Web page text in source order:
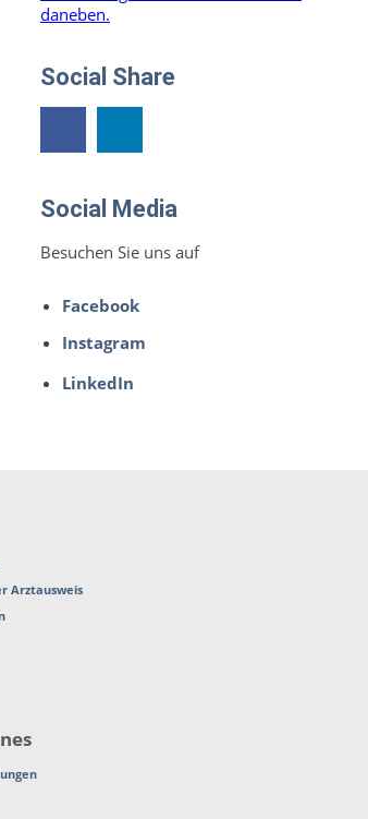
Social Share
Social Media
Besuchen Sie uns auf
Facebook
Instagram
LinkedIn
Arztausweis